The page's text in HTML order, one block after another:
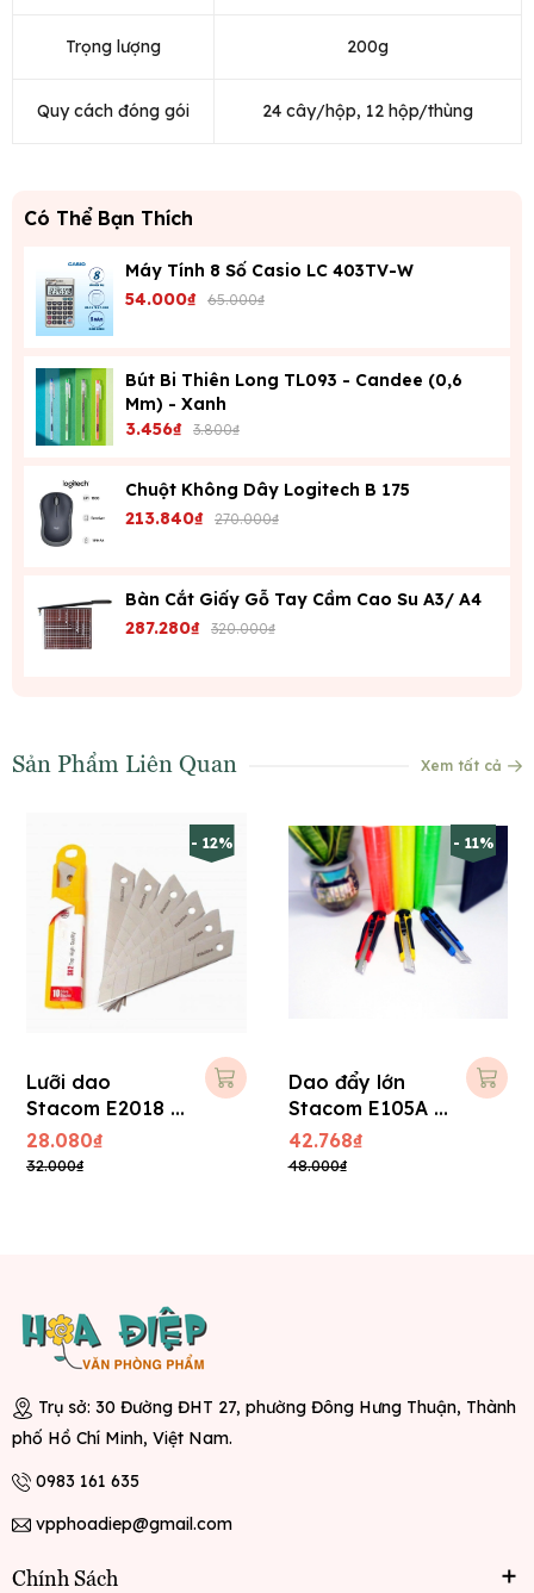
Trọng lượng 200g
Quy cách đóng gói 24 cây/hộp, 12 hộp/thùng
Có Thể Bạn Thích
Máy Tính 8 Số Casio LC 403TV-W
54.000₫ 65.000₫
Bút Bi Thiên Long TL093 - Candee (0,6
Mm) - Xanh
3.456₫ 3.800₫
Chuột Không Dây Logitech B 175
213.840₫ 270.000₫
Bàn Cắt Giấy Gỗ Tay Cầm Cao Su A3/ A4
287.280₫ 320.000₫
Sản Phẩm Liên Quan Xem tất cả
- 12%
Lưỡi dao
Stacom E2018 -
Lớn
28.080₫
32.000₫
- 11%
Dao đẩy lớn
Stacom E105A (
+ 01 lưỡi phụ )
42.768₫
48.000₫
Trụ sở: 30 Đường ĐHT 27, phường Đông Hưng Thuận, Thành
phố Hồ Chí Minh, Việt Nam.
0983 161 635
vpphoadiep@gmail.com
Chính Sách